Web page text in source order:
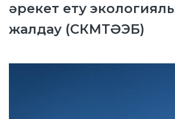
әрекет ету
жалдау (СКМТӘЭБ)